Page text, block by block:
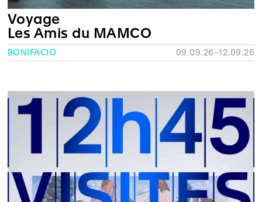
Voyage
Les Amis du MAMCO
BONIFACIO 09.09.26–12.09.26